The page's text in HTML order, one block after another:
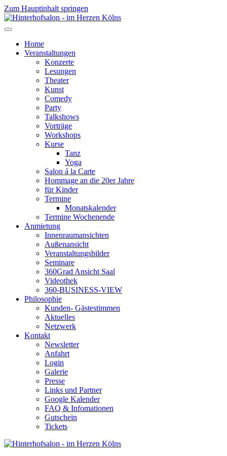
Zum Hauptinhalt springen
Home
Veranstaltungen
Konzerte
Lesungen
Theater
Kunst
Comedy
Party
Talkshows
Vorträge
Workshops
Kurse
Tanz
Yoga
Salon á la Carte
Hommage an die 20er Jahre
für Kinder
Termine
Monatskalender
Termine Wochenende
Anmietung
Innenraumansichten
Außenansicht
Veranstaltungsbilder
Seminare
360Grad Ansicht Saal
Videothek
360-BUSINESS-VIEW
Philosophie
Kunden- Gästestimmen
Aktuelles
Netzwerk
Kontakt
Newsletter
Anfahrt
Login
Galerie
Presse
Links und Partner
Google Kalender
FAQ & Infomationen
Gutschein
Tickets